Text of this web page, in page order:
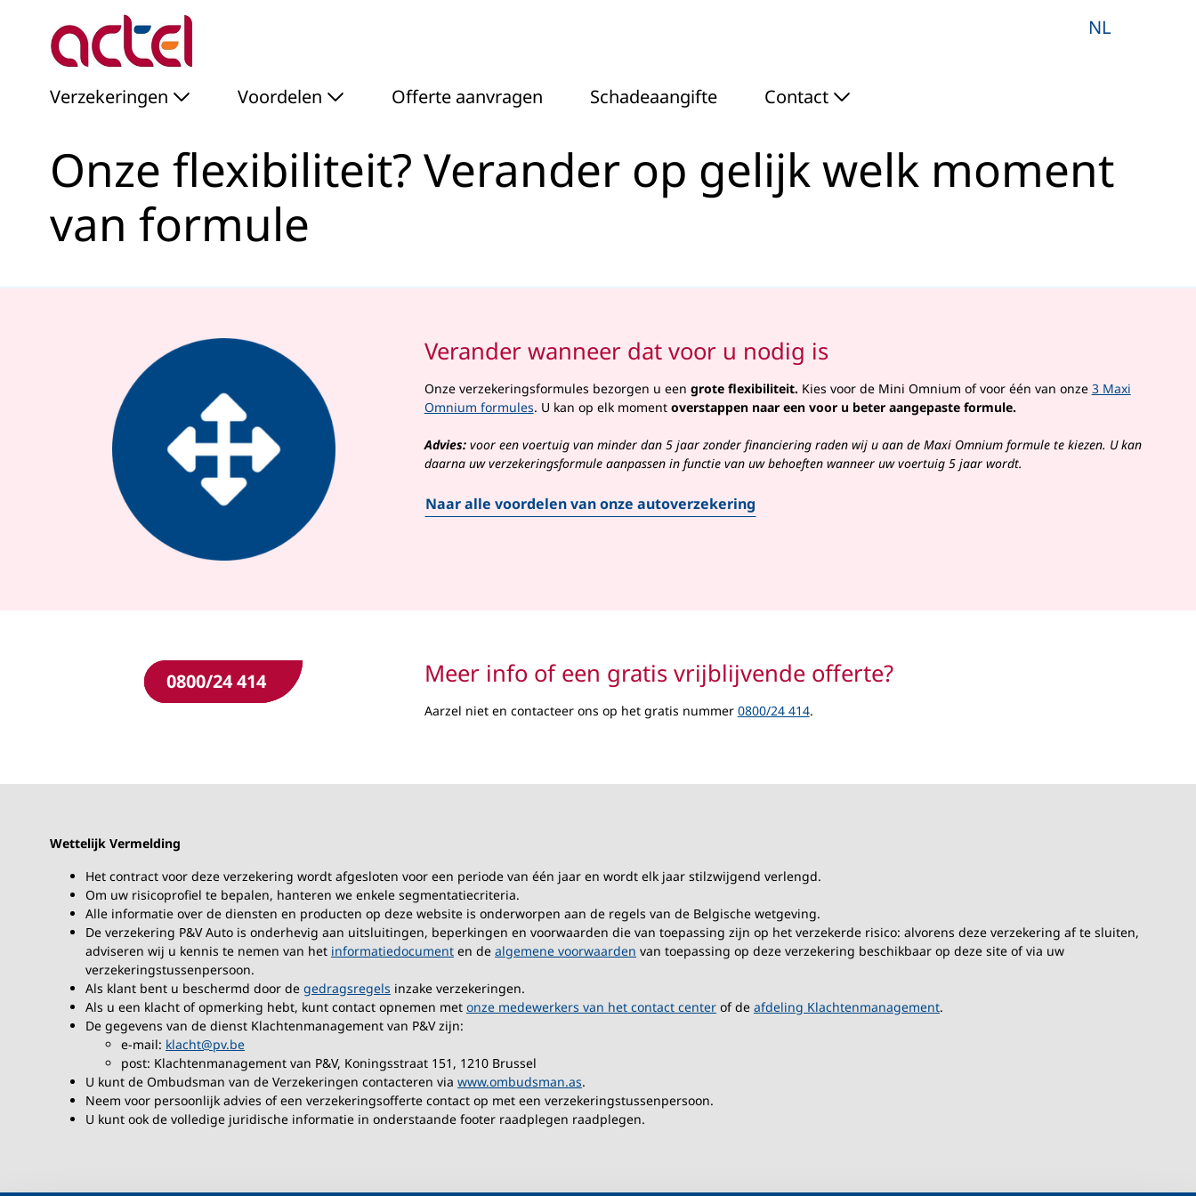
Skip to Main Content
Onze flexibiliteit? Verander op gelijk welk moment van formule -
NL
Verzekeringen Voordelen Offerte aanvragen Schadeaangifte Contact
Onze flexibiliteit? Verander op gelijk welk moment
van formule
Verander wanneer dat voor u nodig is
Onze verzekeringsformules bezorgen u een grote flexibiliteit. Kies voor de Mini Omnium of voor één van onze 3 Maxi
Omnium formules. U kan op elk moment overstappen naar een voor u beter aangepaste formule.
Advies:voor een voertuig van minder dan 5 jaar zonder financiering raden wij u aan de Maxi Omnium formule te kiezen. U kan
daarna uw verzekeringsformule aanpassen in functie van uw behoeften wanneer uw voertuig 5 jaar wordt.
Naar alle voordelen van onze autoverzekering
0800/24 414 Meer info of een gratis vrijblijvende offerte?
Aarzel niet en contacteer ons op het gratis nummer 0800/24 414.
Wettelijk Vermelding
Het contract voor deze verzekering wordt afgesloten voor een periode van één jaar en wordt elk jaar stilzwijgend verlengd.
Om uw risicoprofiel te bepalen, hanteren we enkele segmentatiecriteria.
Alle informatie over de diensten en producten op deze website is onderworpen aan de regels van de Belgische wetgeving.
De verzekering P&V Auto is onderhevig aan uitsluitingen, beperkingen en voorwaarden die van toepassing zijn op het verzekerde risico: alvorens deze verzekering af te sluiten,
adviseren wij u kennis te nemen van het informatiedocument en de algemene voorwaarden van toepassing op deze verzekering beschikbaar op deze site of via uw
verzekeringstussenpersoon.
Als klant bent u beschermd door de gedragsregels inzake verzekeringen.
Als u een klacht of opmerking hebt, kunt contact opnemen met onze medewerkers van het contact center of de afdeling Klachtenmanagement.
De gegevens van de dienst Klachtenmanagement van P&V zijn:
e-mail: klacht@pv.be
post: Klachtenmanagement van P&V, Koningsstraat 151, 1210 Brussel
U kunt de Ombudsman van de Verzekeringen contacteren via www.ombudsman.as.
Neem voor persoonlijk advies of een verzekeringsofferte contact op met een verzekeringstussenpersoon.
U kunt ook de volledige juridische informatie in onderstaande footer raadplegen raadplegen.